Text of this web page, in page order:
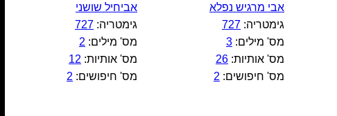
אבי מרגיש נפלא
גימטריה: 727
מס' מילים: 3
מס' אותיות: 26
מס' חיפושים: 2
אביחיל שושני
גימטריה: 727
מס' מילים: 2
מס' אותיות: 12
מס' חיפושים: 2